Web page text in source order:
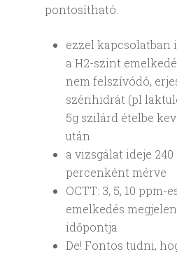
pontosítható.
ezzel
a H2-szint
nem felszívódó,
szénhidrát (pl
5g szilárd ételbe
után
a vizsgálat ideje 240
percenként mérve
OCTT: 3, 5, 10 ppm-
emelkedés
időpontja
De! Fontos tudni,